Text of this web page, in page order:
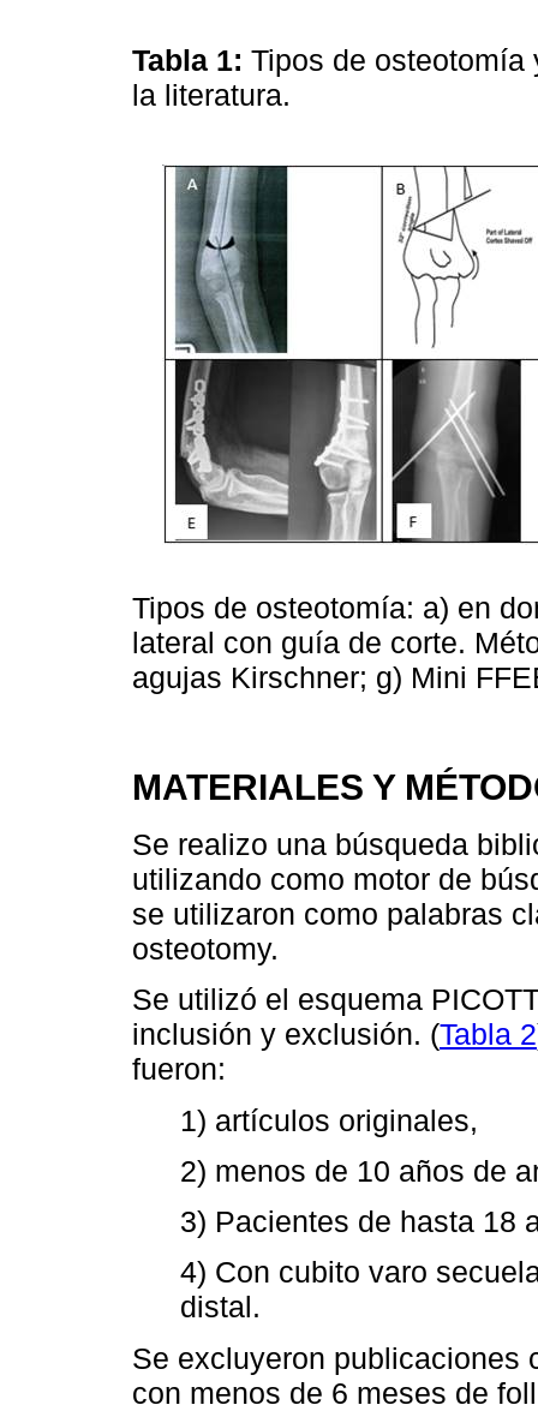
Tabla 1: Tipos de osteotomía
la literatura.
Tipos de osteotomía: a) en
lateral con guía de corte.
agujas Kirschner; g) Mini
MATERIALES Y
Se realizo una búsqueda
utilizando como motor de
se utilizaron como palabras
osteotomy.
Se utilizó el esquema
inclusión y exclusión. (Tabla 2
fueron:
1) artículos originales,
2) menos de 10 años de
3) Pacientes de hasta 18
4) Con cubito varo
distal.
Se excluyeron publicaciones
con menos de 6 meses de